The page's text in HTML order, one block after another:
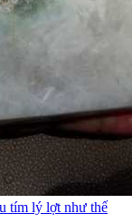
tím lý lợt như thế